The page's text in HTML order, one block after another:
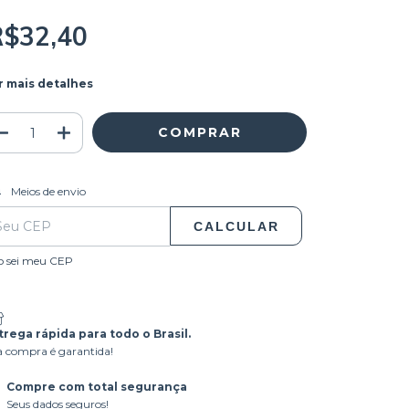
mais detalhes
para o CEP:
Meios de envio
CALCULAR
sei meu CEP
rápida para todo o Brasil.
compra é garantida!
Compre com total segurança
Seus dados seguros!